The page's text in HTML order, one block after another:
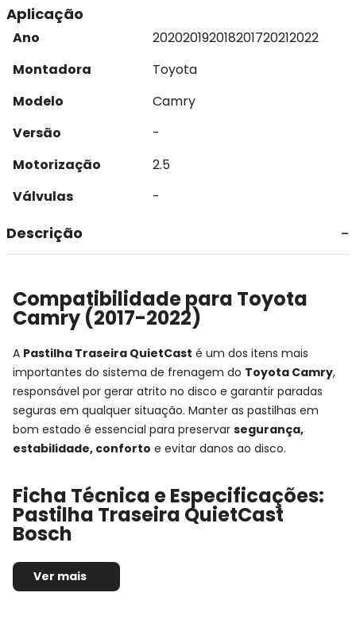
Aplicação
Ano 202020192018201720212022
Montadora
Toyota
Modelo
Camry
Versão
-
Motorização
2.5
Válvulas
-
Descrição
Compatibilidade para Toyota
Camry (2017-2022)
A Pastilha Traseira QuietCast é um dos itens mais
importantes do sistema de frenagem do Toyota Camry,
responsável por gerar atrito no disco e garantir paradas
seguras em qualquer situação. Manter as pastilhas em
bom estado é essencial para preservar segurança,
estabilidade, conforto e evitar danos ao disco.
Ficha Técnica e Especificações:
Pastilha Traseira QuietCast
Bosch
Montadora:
Modelo:Camry
Ver mais